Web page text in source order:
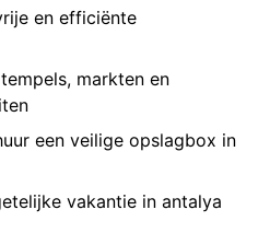
en efficiënte
markten en
een veilige opslagbox in
vakantie in antalya